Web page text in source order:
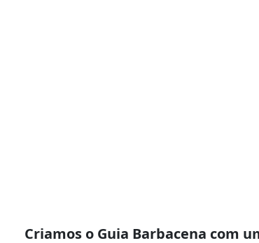
Criamos o Guia Barbacena com